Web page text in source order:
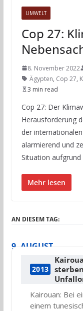
UMWELT
Cop 27:
8. November 2022
Ägypten, Cop 27,
3 min read
Cop 27: Der
Herausforderung
der
alarmierend und
Situation
Mehr lesen
AN DIESEM TAG:
9. AUGUST
2013
Kairouan: Bei
einem